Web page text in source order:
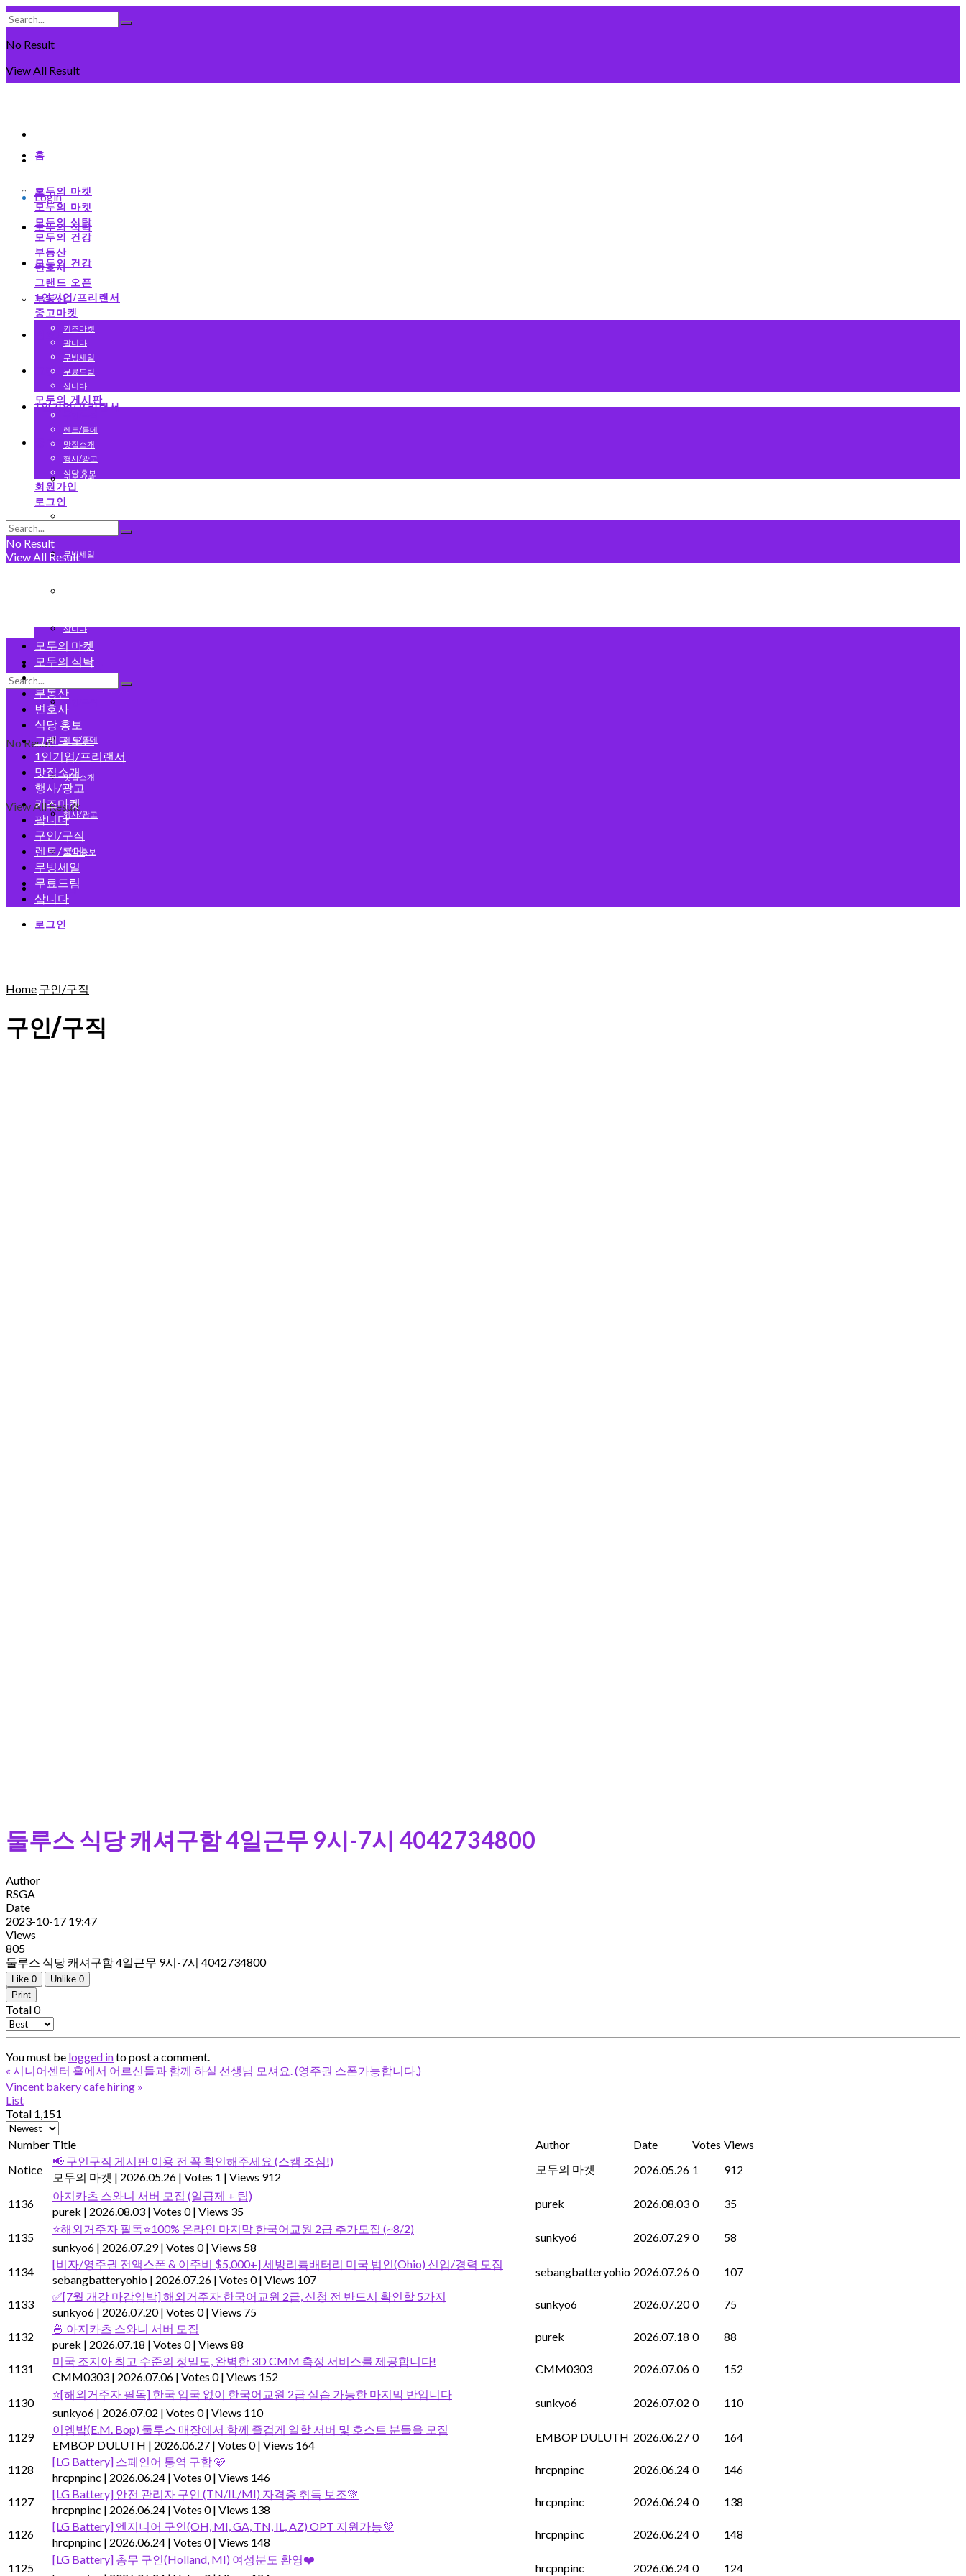
No Result
View All Result
로그인
Login
홈
모두의 마켓
모두의 식탁
모두의 건강
부동산
변호사
그랜드 오픈
1인기업/프리랜서
중고마켓
키즈마켓
무빙세일
삽니다
모두의 게시판
구인/구직
렌트/룸메
맛집소개
행사/광고
식당 홍보
회원가입
로그인
홈
모두의 마켓
모두의 식탁
모두의 건강
부동산
변호사
그랜드 오픈
1인기업/프리랜서
중고마켓
키즈마켓
팝니다
무빙세일
무료드림
삽니다
모두의 게시판
렌트/룸메
맛집소개
행사/광고
식당 홍보
회원가입
로그인
No Result
View All Result
No Result
View All Result
모두의 마켓
모두의 식탁
모두의 건강
부동산
변호사
식당 홍보
그랜드 오픈
1인기업/프리랜서
맛집소개
행사/광고
키즈마켓
팝니다
구인/구직
렌트/룸메
무빙세일
무료드림
삽니다
Home 구인/구직
구인/구직
둘루스 식당 캐셔구함 4일근무 9시-7시 4042734800
Author
RSGA
Date
2023-10-17 19:47
Views
805
둘루스 식당 캐셔구함 4일근무 9시-7시 4042734800
Like 0 Unlike 0
Print
Total0
You must be logged into post a comment.
« 시니어센터 홀에서 어르신들과 함께 하실 선생님 모셔요. (영주권 스폰가능합니다,)
Vincent bakery cafe hiring »
List
Total 1,151
Number Title Author Date Votes Views
Notice
📢 구인구직 게시판 이용 전 꼭 확인해주세요 (스캠 조심!)
모두의 마켓 | 2026.05.26 | Votes 1 | Views 912
모두의 마켓 2026.05.26 1 912
1136
아지카츠 스와니 서버 모집 (일급제 + 팁)
purek | 2026.08.03 | Votes 0 | Views 35
purek 2026.08.03 0 35
1135
⭐해외거주자 필독⭐100% 온라인 마지막 한국어교원 2급 추가모집 (~8/2)
sunkyo6 | 2026.07.29 | Votes 0 | Views 58
sunkyo6 2026.07.29 0 58
1134
[비자/영주권 전액스폰 & 이주비 $5,000+] 세방리튬배터리 미국 법인(Ohio) 신입/경력 모집
sebangbatteryohio | 2026.07.26 | Votes 0 | Views 107
sebangbatteryohio 2026.07.26 0 107
1133
✅[7월 개강 마감임박] 해외거주자 한국어교원 2급, 신청 전 반드시 확인할 5가지
sunkyo6 | 2026.07.20 | Votes 0 | Views 75
sunkyo6 2026.07.20 0 75
1132
🍜 아지카츠 스와니 서버 모집
purek | 2026.07.18 | Votes 0 | Views 88
purek 2026.07.18 0 88
1131
미국 조지아 최고 수준의 정밀도, 완벽한 3D CMM 측정 서비스를 제공합니다!
CMM0303 | 2026.07.06 | Votes 0 | Views 152
CMM0303 2026.07.06 0 152
1130
⭐[해외거주자 필독] 한국 입국 없이 한국어교원 2급 실습 가능한 마지막 반입니다
sunkyo6 | 2026.07.02 | Votes 0 | Views 110
sunkyo6 2026.07.02 0 110
1129
이엠밥(E.M. Bop) 둘루스 매장에서 함께 즐겁게 일할 서버 및 호스트 분들을 모집
EMBOP DULUTH | 2026.06.27 | Votes 0 | Views 164
EMBOP DULUTH 2026.06.27 0 164
1128
[LG Battery] 스페인어 통역 구함 🩵
hrcpnpinc | 2026.06.24 | Votes 0 | Views 146
hrcpnpinc 2026.06.24 0 146
1127
[LG Battery] 안전 관리자 구인 (TN/IL/MI) 자격증 취득 보조💚
hrcpnpinc | 2026.06.24 | Votes 0 | Views 138
hrcpnpinc 2026.06.24 0 138
1126
[LG Battery] 엔지니어 구인(OH, MI, GA, TN, IL, AZ) OPT 지원가능💜
hrcpnpinc | 2026.06.24 | Votes 0 | Views 148
hrcpnpinc 2026.06.24 0 148
1125
[LG Battery] 총무 구인(Holland, MI) 여성분도 환영❤️
hrcpnpinc 2026.06.24 0 124